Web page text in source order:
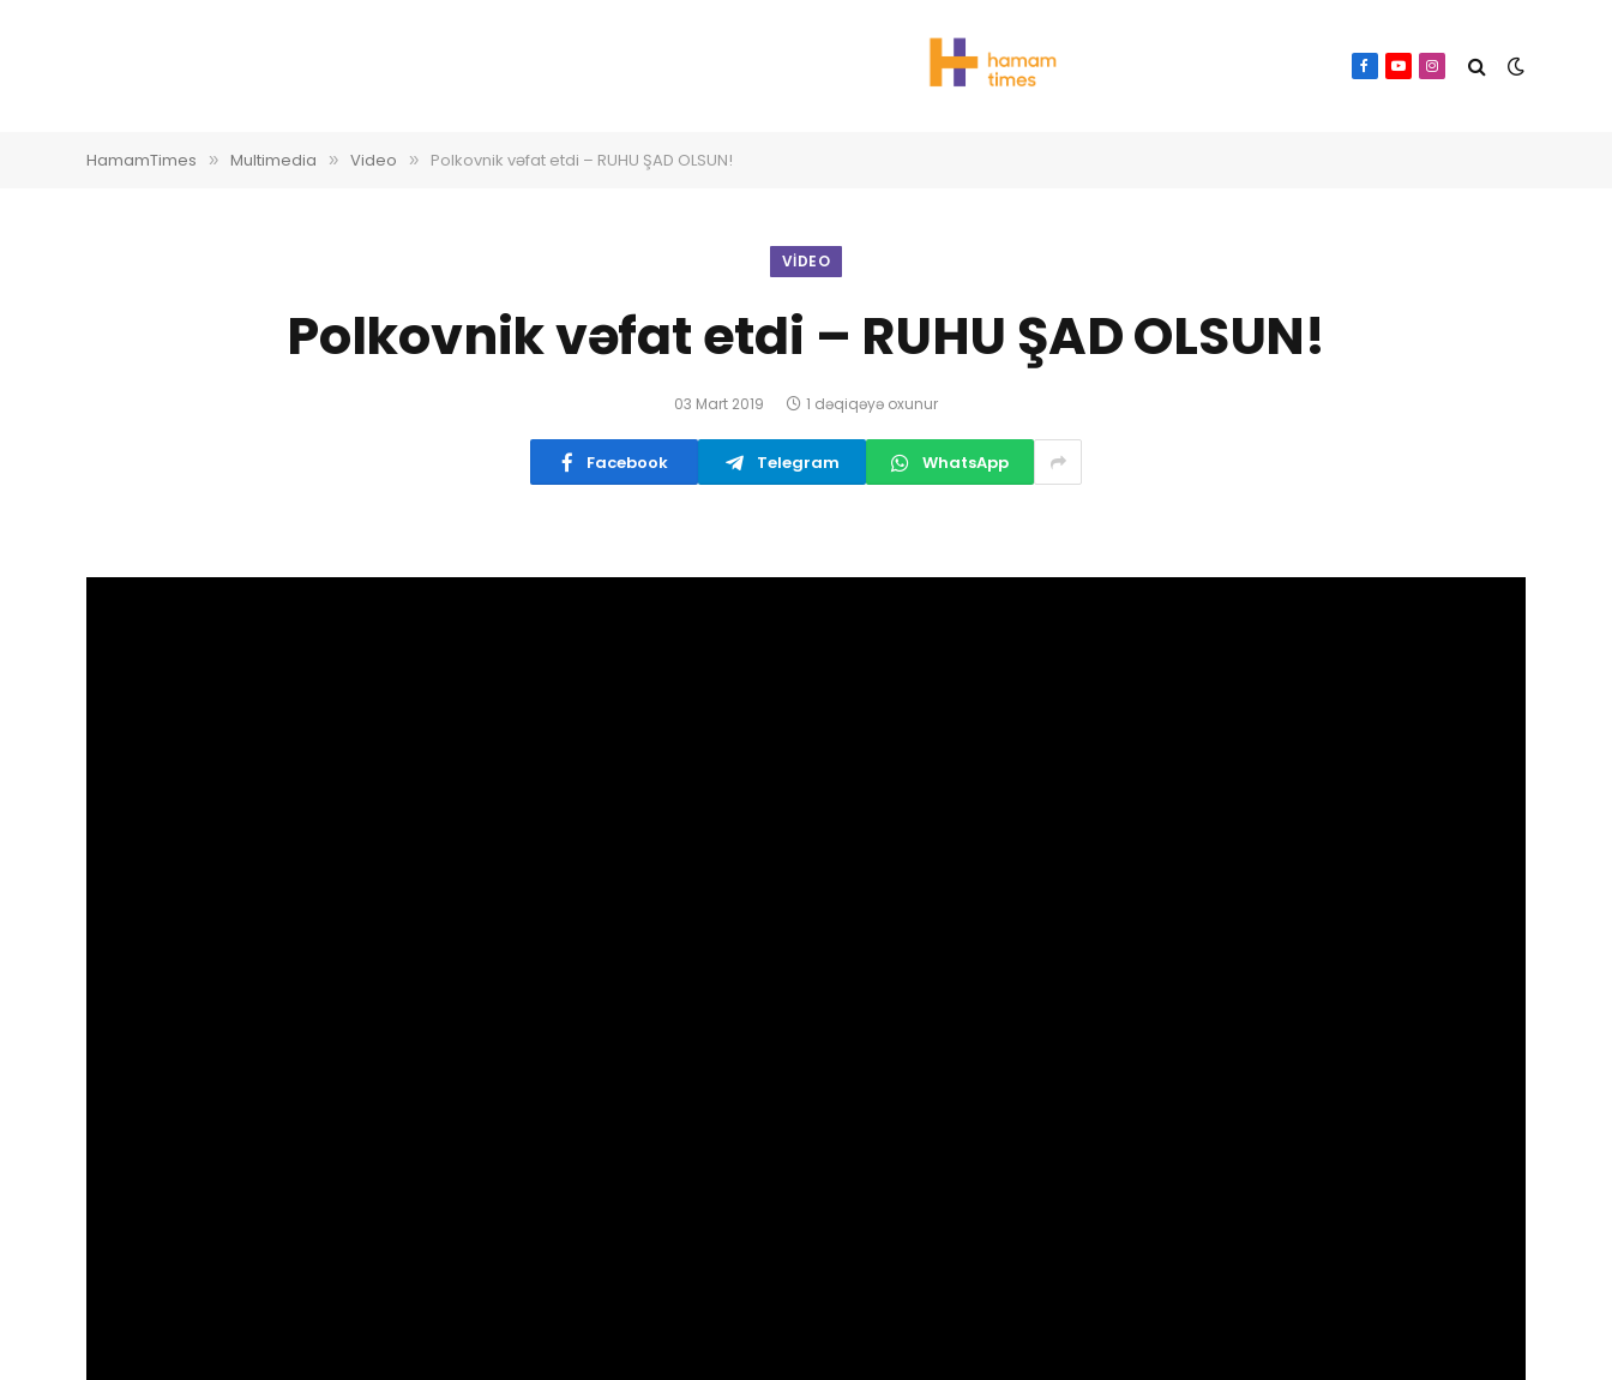
Facebook
YouTube
Instagram
HamamTimes » Multimedia » Video » Polkovnik vəfat etdi – RUHU ŞAD OLSUN!
VIDEO
Polkovnik vəfat etdi – RUHU ŞAD OLSUN!
03 Mart 2019 1 dəqiqəyə oxunur
Facebook Telegram WhatsApp